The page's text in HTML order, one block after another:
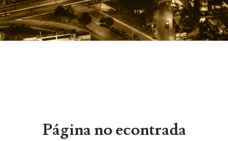
Página no econtrada